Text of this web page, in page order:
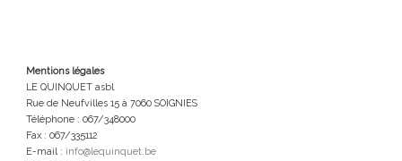
Mentions légales
LE QUINQUET asbl
Rue de Neufvilles 15 à 7060 SOIGNIES
Téléphone : 067/348000
Fax : 067/335112
E-mail : info@lequinquet.be